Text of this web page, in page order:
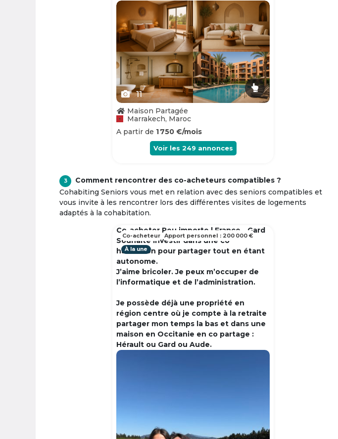
Slide 1 of 11
11
Maison Partagée
Marrakech, Maroc
A partir de 1 750 €/mois
Voir les 249 annonces
3
Comment rencontrer des co-acheteurs compatibles ?
Cohabiting Seniors vous met en relation avec des seniors compatibles et
vous invite à les rencontrer lors des différentes visites de logements
adaptés à la cohabitation.
Co-acheter Peu importe | France - Gard
Souhaite investir dans une co
habitation pour partager tout en étant
autonome.
J’aime bricoler. Je peux m’occuper de
l’informatique et de l’administration.
Je possède déjà une propriété en
région centre où je compte à la retraite
partager mon temps la bas et dans une
maison en Occitanie en co partage :
Hérault ou Gard ou Aude.
À la une
Co-acheteur Apport personnel : 200 000 €